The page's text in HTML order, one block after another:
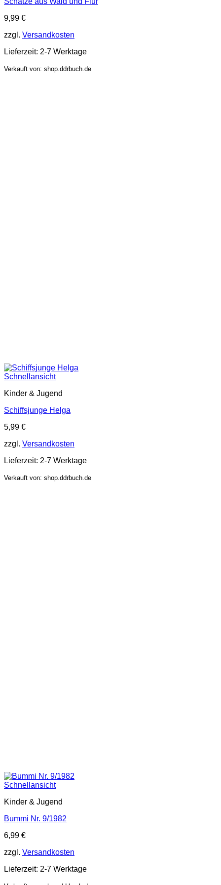
9,99 €
zzgl. Versandkosten
Lieferzeit: 2-7 Werktage
Verkauft von: shop.ddrbuch.de
Schnellansicht
Kinder & Jugend
Schiffsjunge Helga
5,99 €
zzgl. Versandkosten
Lieferzeit: 2-7 Werktage
Verkauft von: shop.ddrbuch.de
Schnellansicht
Kinder & Jugend
Bummi Nr. 9/1982
6,99 €
zzgl. Versandkosten
Lieferzeit: 2-7 Werktage